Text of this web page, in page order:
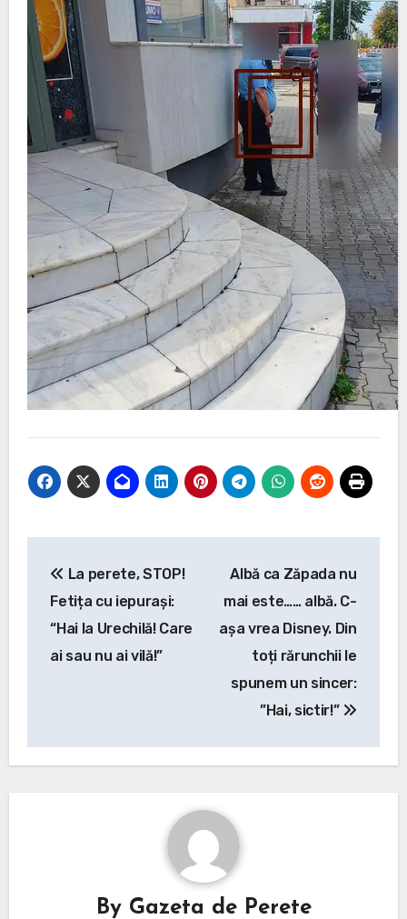
navigation
La perete, STOP!
Fetița cu iepurași:
“Hai la Urechilă! Care
ai sau nu ai vilă!”
Albă ca Zăpada nu
mai este…… albă. C-
așa vrea Disney. Din
toți rărunchii le
spunem un sincer:
”Hai, sictir!”
By Gazeta de Perete